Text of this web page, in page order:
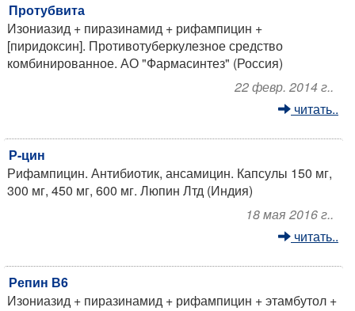
Протубвита
Изониазид + пиразинамид + рифампицин +
[пиридоксин]. Противотуберкулезное средство
комбинированное. АО "Фармасинтез" (Россия)
22 февр. 2014 г..
читать..
Р-цин
Рифампицин. Антибиотик, ансамицин. Капсулы 150 мг,
300 мг, 450 мг, 600 мг. Люпин Лтд (Индия)
18 мая 2016 г..
читать..
Репин В6
Изониазид + пиразинамид + рифампицин + этамбутол +